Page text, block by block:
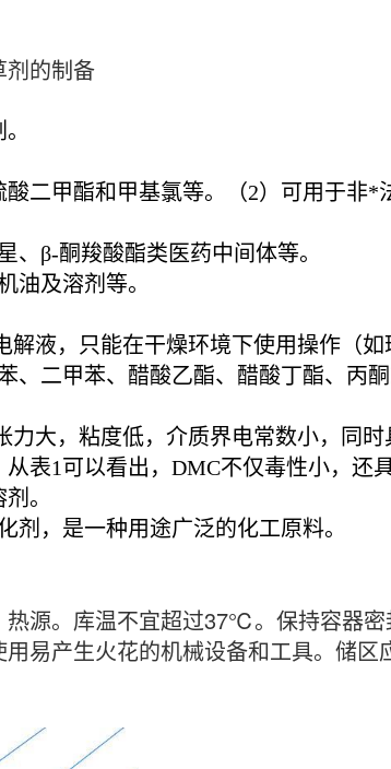
剂的制备
二甲酯和甲基氯等。（2）可用于非
、β-酮羧酸酯类医药中间体等。
油及溶剂等。
液，只能在干燥环境下使用操作（如
、二甲苯、醋酸乙酯、醋酸丁酯、丙
力大，粘度低，介质界电常数小，同
表1可以看出，DMC不仅毒性小，还
。
剂，是一种用途广泛的化工原料。
源。库温不宜超过37℃。保持容器
易产生火花的机械设备和工具。储